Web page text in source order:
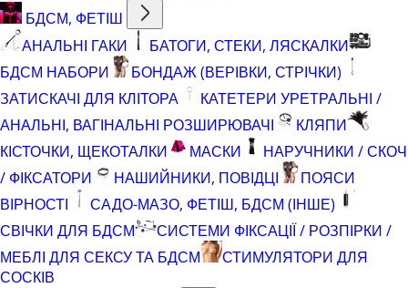
БДСМ, ФЕТІШ
АНАЛЬНІ ГАКИ
БАТОГИ, СТЕКИ, ЛЯСКАЛКИ
БДСМ НАБОРИ
БОНДАЖ (ВЕРІВКИ, СТРІЧКИ)
ЗАТИСКАЧІ ДЛЯ КЛІТОРА
КАТЕТЕРИ УРЕТРАЛЬНІ /
АНАЛЬНІ, ВАГІНАЛЬНІ РОЗШИРЮВАЧІ
КЛЯПИ
КІСТОЧКИ, ЩЕКОТАЛКИ
МАСКИ
НАРУЧНИКИ / СКОЧ
/ ФІКСАТОРИ
НАШИЙНИКИ, ПОВІДЦІ
ПОЯСИ
ВІРНОСТІ
САДО-МАЗО, ФЕТІШ, БДСМ (ІНШЕ)
СВІЧКИ ДЛЯ БДСМ
СИСТЕМИ ФІКСАЦІЇ / РОЗПІРКИ /
МЕБЛІ ДЛЯ СЕКСУ ТА БДСМ
СТИМУЛЯТОРИ ДЛЯ
СОСКІВ